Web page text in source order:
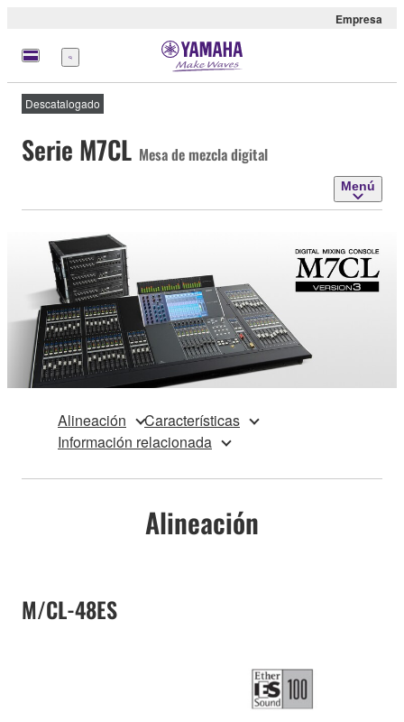
Empresa
Menú
Descatalogado
Serie M7CL Mesa de mezcla digital
Menú
Alineación
Características
Información relacionada
Alineación
M/CL-48ES